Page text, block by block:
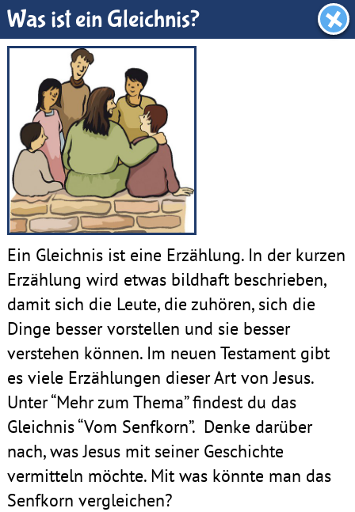
Dachboden
Was ist ein Gleichnis?
Ein Gleichnis ist eine Erzählung. In der kurzen
Erzählung wird etwas bildhaft beschrieben,
damit sich die Leute, die zuhören, sich die
Dinge besser vorstellen und sie besser
verstehen können. Im neuen Testament gibt
es viele Erzählungen dieser Art von Jesus.
Unter “Mehr zum Thema” findest du das
Gleichnis “Vom Senfkorn”. Denke darüber
nach, was Jesus mit seiner Geschichte
vermitteln möchte. Mit was könnte man das
Senfkorn vergleichen?